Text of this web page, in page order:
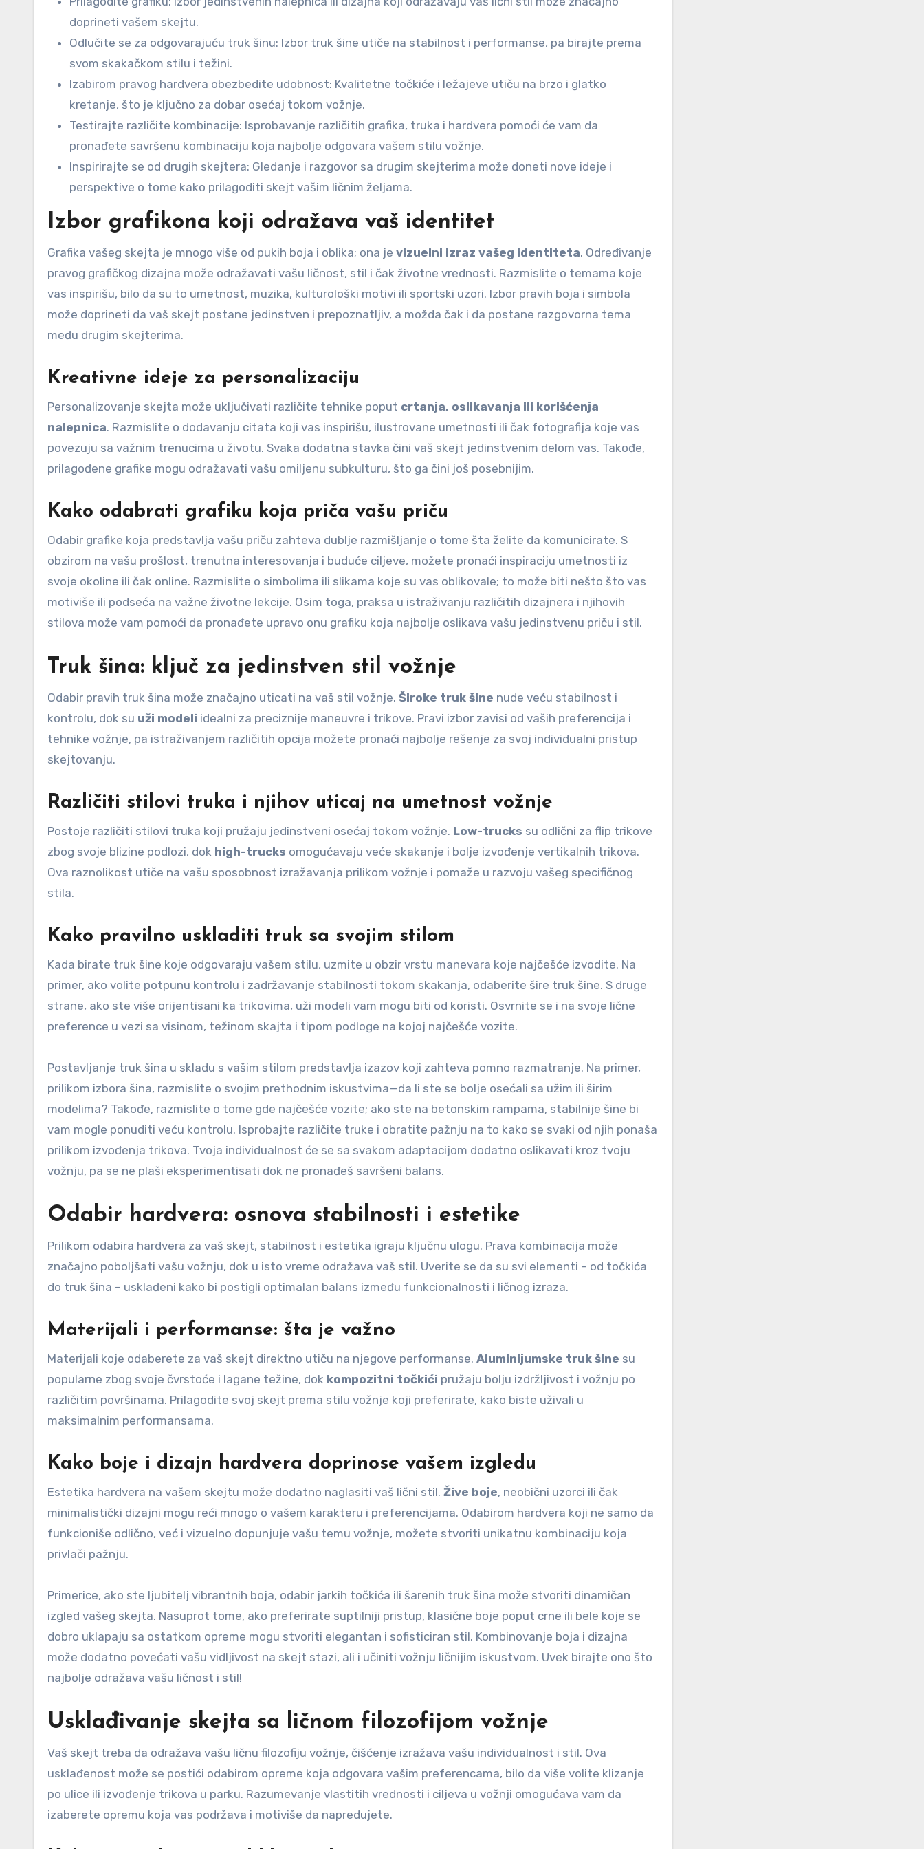
doprineti vašem skejtu.
Odlučite se za odgovarajuću truk šinu: Izbor truk šine utiče na stabilnost i performanse, pa birajte prema
svom skakačkom stilu i težini.
Izabirom pravog hardvera obezbedite udobnost: Kvalitetne točkiće i ležajeve utiču na brzo i glatko
kretanje, što je ključno za dobar osećaj tokom vožnje.
Testirajte različite kombinacije: Isprobavanje različitih grafika, truka i hardvera pomoći će vam da
pronađete savršenu kombinaciju koja najbolje odgovara vašem stilu vožnje.
Inspirirajte se od drugih skejtera: Gledanje i razgovor sa drugim skejterima može doneti nove ideje i
perspektive o tome kako prilagoditi skejt vašim ličnim željama.
Izbor grafikona koji odražava vaš identitet
Grafika vašeg skejta je mnogo više od pukih boja i oblika; ona je vizuelni izraz vašeg identiteta. Određivanje
pravog grafičkog dizajna može odražavati vašu ličnost, stil i čak životne vrednosti. Razmislite o temama koje
vas inspirišu, bilo da su to umetnost, muzika, kulturološki motivi ili sportski uzori. Izbor pravih boja i simbola
može doprineti da vaš skejt postane jedinstven i prepoznatljiv, a možda čak i da postane razgovorna tema
među drugim skejterima.
Kreativne ideje za personalizaciju
Personalizovanje skejta može uključivati različite tehnike poput crtanja, oslikavanja ili korišćenja
nalepnica. Razmislite o dodavanju citata koji vas inspirišu, ilustrovane umetnosti ili čak fotografija koje vas
povezuju sa važnim trenucima u životu. Svaka dodatna stavka čini vaš skejt jedinstvenim delom vas. Takođe,
prilagođene grafike mogu odražavati vašu omiljenu subkulturu, što ga čini još posebnijim.
Kako odabrati grafiku koja priča vašu priču
Odabir grafike koja predstavlja vašu priču zahteva dublje razmišljanje o tome šta želite da komunicirate. S
obzirom na vašu prošlost, trenutna interesovanja i buduće ciljeve, možete pronaći inspiraciju umetnosti iz
svoje okoline ili čak online. Razmislite o simbolima ili slikama koje su vas oblikovale; to može biti nešto što vas
motiviše ili podseća na važne životne lekcije. Osim toga, praksa u istraživanju različitih dizajnera i njihovih
stilova može vam pomoći da pronađete upravo onu grafiku koja najbolje oslikava vašu jedinstvenu priču i stil.
Truk šina: ključ za jedinstven stil vožnje
Odabir pravih truk šina može značajno uticati na vaš stil vožnje. Široke truk šine nude veću stabilnost i
kontrolu, dok su uži modeli idealni za preciznije maneuvre i trikove. Pravi izbor zavisi od vaših preferencija i
tehnike vožnje, pa istraživanjem različitih opcija možete pronaći najbolje rešenje za svoj individualni pristup
skejtovanju.
Različiti stilovi truka i njihov uticaj na umetnost vožnje
Postoje različiti stilovi truka koji pružaju jedinstveni osećaj tokom vožnje. Low-trucks su odlični za flip trikove
zbog svoje blizine podlozi, dok high-trucks omogućavaju veće skakanje i bolje izvođenje vertikalnih trikova.
Ova raznolikost utiče na vašu sposobnost izražavanja prilikom vožnje i pomaže u razvoju vašeg specifičnog
stila.
Kako pravilno uskladiti truk sa svojim stilom
Kada birate truk šine koje odgovaraju vašem stilu, uzmite u obzir vrstu manevara koje najčešće izvodite. Na
primer, ako volite potpunu kontrolu i zadržavanje stabilnosti tokom skakanja, odaberite šire truk šine. S druge
strane, ako ste više orijentisani ka trikovima, uži modeli vam mogu biti od koristi. Osvrnite se i na svoje lične
preference u vezi sa visinom, težinom skajta i tipom podloge na kojoj najčešće vozite.
Postavljanje truk šina u skladu s vašim stilom predstavlja izazov koji zahteva pomno razmatranje. Na primer,
prilikom izbora šina, razmislite o svojim prethodnim iskustvima—da li ste se bolje osećali sa užim ili širim
modelima? Takođe, razmislite o tome gde najčešće vozite; ako ste na betonskim rampama, stabilnije šine bi
vam mogle ponuditi veću kontrolu. Isprobajte različite truke i obratite pažnju na to kako se svaki od njih ponaša
prilikom izvođenja trikova. Tvoja individualnost će se sa svakom adaptacijom dodatno oslikavati kroz tvoju
vožnju, pa se ne plaši eksperimentisati dok ne pronađeš savršeni balans.
Odabir hardvera: osnova stabilnosti i estetike
Prilikom odabira hardvera za vaš skejt, stabilnost i estetika igraju ključnu ulogu. Prava kombinacija može
značajno poboljšati vašu vožnju, dok u isto vreme odražava vaš stil. Uverite se da su svi elementi – od točkića
do truk šina – usklađeni kako bi postigli optimalan balans između funkcionalnosti i ličnog izraza.
Materijali i performanse: šta je važno
Materijali koje odaberete za vaš skejt direktno utiču na njegove performanse. Aluminijumske truk šine su
popularne zbog svoje čvrstoće i lagane težine, dok kompozitni točkići pružaju bolju izdržljivost i vožnju po
različitim površinama. Prilagodite svoj skejt prema stilu vožnje koji preferirate, kako biste uživali u
maksimalnim performansama.
Kako boje i dizajn hardvera doprinose vašem izgledu
Estetika hardvera na vašem skejtu može dodatno naglasiti vaš lični stil. Žive boje, neobični uzorci ili čak
minimalistički dizajni mogu reći mnogo o vašem karakteru i preferencijama. Odabirom hardvera koji ne samo da
funkcioniše odlično, već i vizuelno dopunjuje vašu temu vožnje, možete stvoriti unikatnu kombinaciju koja
privlači pažnju.
Primerice, ako ste ljubitelj vibrantnih boja, odabir jarkih točkića ili šarenih truk šina može stvoriti dinamičan
izgled vašeg skejta. Nasuprot tome, ako preferirate suptilniji pristup, klasične boje poput crne ili bele koje se
dobro uklapaju sa ostatkom opreme mogu stvoriti elegantan i sofisticiran stil. Kombinovanje boja i dizajna
može dodatno povećati vašu vidljivost na skejt stazi, ali i učiniti vožnju ličnijim iskustvom. Uvek birajte ono što
najbolje odražava vašu ličnost i stil!
Usklađivanje skejta sa ličnom filozofijom vožnje
Vaš skejt treba da odražava vašu ličnu filozofiju vožnje, čišćenje izražava vašu individualnost i stil. Ova
usklađenost može se postići odabirom opreme koja odgovara vašim preferencama, bilo da više volite klizanje
po ulice ili izvođenje trikova u parku. Razumevanje vlastitih vrednosti i ciljeva u vožnji omogućava vam da
izaberete opremu koja vas podržava i motiviše da napredujete.